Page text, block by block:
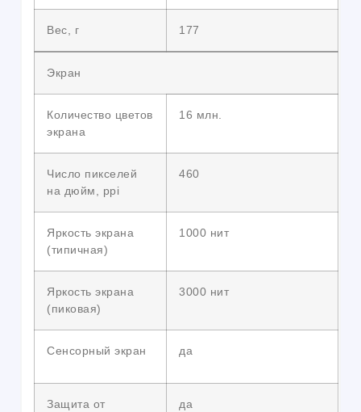
Вес, г 177
Экран
Количество цветов
экрана
16 млн.
Число пикселей
на дюйм, ppi
460
Яркость экрана
(типичная)
1000 нит
Яркость экрана
(пиковая)
3000 нит
Сенсорный экран да
Защита от да